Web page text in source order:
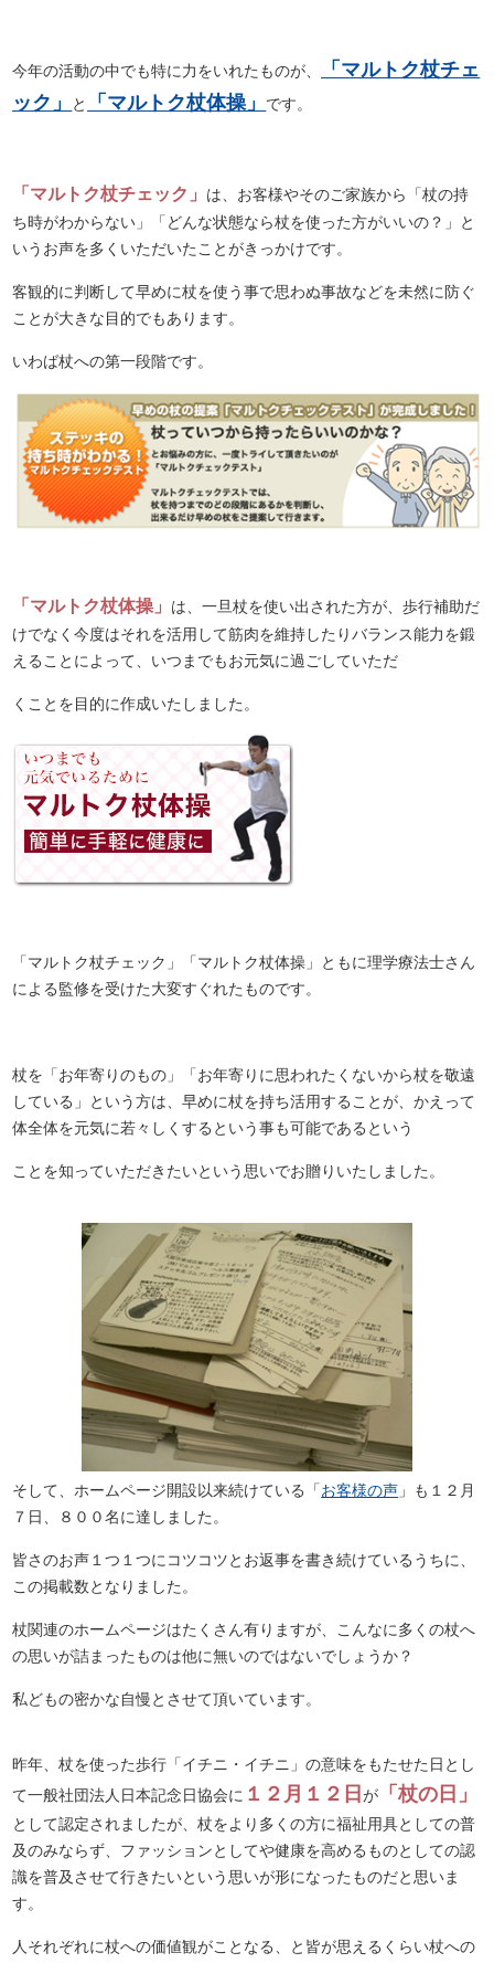
今年の活動の中でも特に力をいれたものが、
「マルトク杖チェ
ック」
と 「マルトク杖体操」 です。
「マルトク杖チェック」 は、お客様やそのご家族から「杖の持
ち時がわからない」「どんな状態なら杖を使った方がいいの？」と
いうお声を多くいただいたことがきっかけです。
客観的に判断して早めに杖を使う事で思わぬ事故などを未然に防ぐ
ことが大きな目的でもあります。
いわば杖への第一段階です。
「マルトク杖体操」 は、一旦杖を使い出された方が、歩行補助だ
けでなく今度はそれを活用して筋肉を維持したりバランス能力を鍛
えることによって、いつまでもお元気に過ごしていただ
くことを目的に作成いたしました。
「マルトク杖チェック」「マルトク杖体操」ともに理学療法士さん
による監修を受けた大変すぐれたものです。
杖を「お年寄りのもの」「お年寄りに思われたくないから杖を敬遠
している」という方は、早めに杖を持ち活用することが、かえって
体全体を元気に若々しくするという事も可能であるという
ことを知っていただきたいという思いでお贈りいたしました。
そして、ホームページ開設以来続けている「お客様の声 」も１２月
７日、８００名に達しました。
皆さのお声１つ１つにコツコツとお返事を書き続けているうちに、
この掲載数となりました。
杖関連のホームページはたくさん有りますが、こんなに多くの杖へ
の思いが詰まったものは他に無いのではないでしょうか？
私どもの密かな自慢とさせて頂いています。
昨年、杖を使った歩行「イチニ・イチニ」の意味をもたせた日とし
て一般社団法人日本記念日協会に １２月１２日が 「杖の日」
として認定されましたが、杖をより多くの方に福祉用具としての普
及のみならず、ファッションとしてや健康を高めるものとしての認
識を普及させて行きたいという思いが形になったものだと思いま
す。
人それぞれに杖への価値観がことなる、と皆が思えるくらい杖への